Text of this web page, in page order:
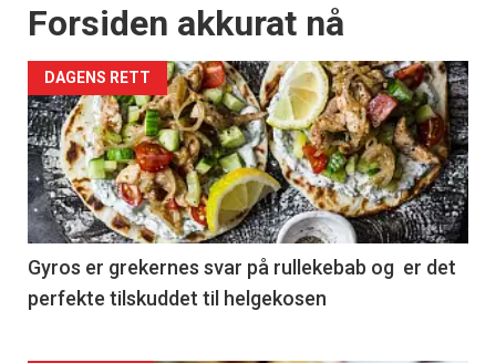
Forsiden akkurat nå
DAGENS RETT
Gyros er grekernes svar på rullekebab og er det
perfekte tilskuddet til helgekosen